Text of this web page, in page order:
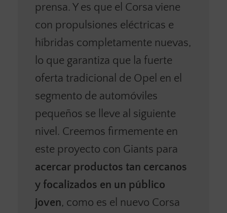
prensa. Y es que el Corsa viene
con propulsiones eléctricas e
híbridas completamente nuevas,
lo que garantiza que la fuerte
oferta tradicional de Opel en el
segmento de automóviles
pequeños se lleve al siguiente
nivel. Creemos firmemente en
este proyecto con Giants para
acercar productos tan cercanos
y focalizados en un público
joven, como es el nuevo Corsa